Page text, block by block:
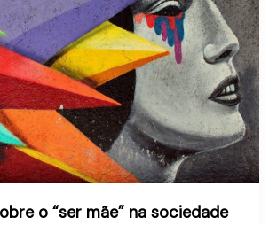
o “ser mãe” na sociedade